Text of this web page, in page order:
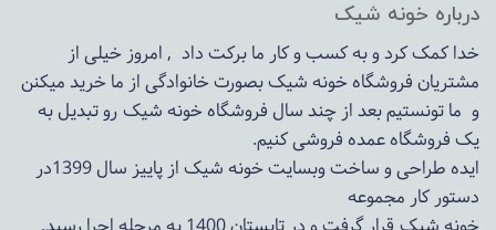
درباره خونه شیک
خدا کمک کرد و به کسب و کار ما برکت داد , امروز خیلی از
مشتریان فروشگاه خونه شیک بصورت خانوادگی از ما خرید میکنن
و ما تونستیم بعد از چند سال فروشگاهخونه شیکرو تبدیل به
یک فروشگاه عمده فروشی کنیم.
ایده طراحی و ساخت وبسایت خونه شیک از پاییز سال 1399در
دستور کار مجموعه